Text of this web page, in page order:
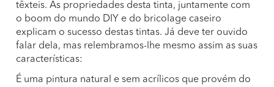
têxteis. As propriedades desta tinta, juntamente com
o boom do mundo DIY e do bricolage caseiro
explicam o sucesso destas tintas. Já deve ter ouvido
falar dela, mas relembramos-lhe mesmo assim as suas
características:
É uma pintura natural e sem acrílicos que provém do